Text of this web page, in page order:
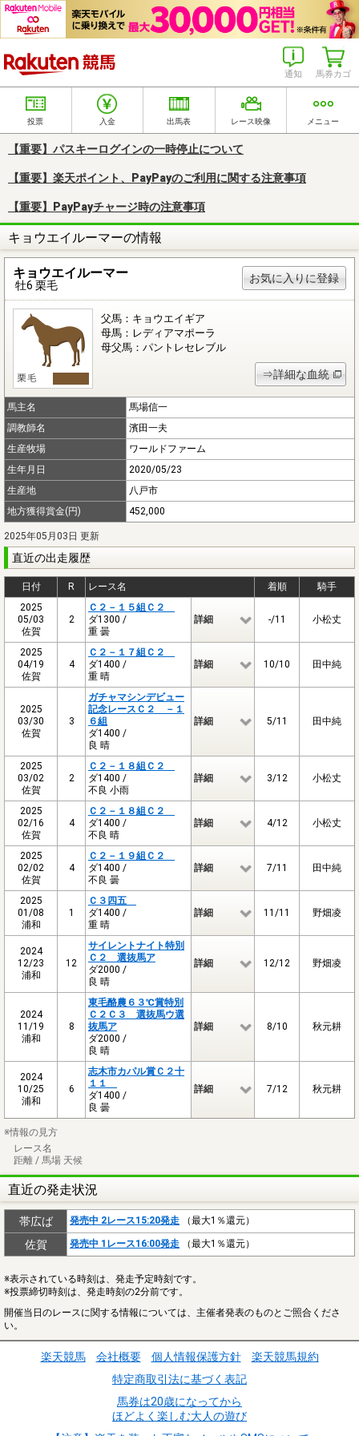
馬券カゴ
通知
投票 入金 出馬表 レース映像 メニュー
【重要】パスキーログインの一時停止について
【重要】楽天ポイント、PayPayのご利用に関する注意事項
【重要】PayPayチャージ時の注意事項
キョウエイルーマーの情報
キョウエイルーマー
牡6 栗毛
お気に入りに登録
父馬：キョウエイギア
母馬：レディアマポーラ
母父馬：パントレセレブル
⇒詳細な血統
馬主名
馬場信一
調教師名
濱田一夫
生産牧場
ワールドファーム
生年月日
2020/05/23
生産地
八戸市
地方獲得賞金(円)
452,000
2025年05月03日 更新
直近の出走履歴
日付 R レース名 着順
騎手
2025
05/03
佐賀
2
Ｃ２－１５組Ｃ２
ダ1300 /
重 曇
詳細 -/11 小松丈
2025
04/19
佐賀
4
Ｃ２－１７組Ｃ２
ダ1400 /
重 晴
詳細 10/10 田中純
2025
03/30
佐賀
3
ガチャマシンデビュー
記念レースＣ２ －１
６組
ダ1400 /
良 晴
詳細 5/11 田中純
2025
03/02
佐賀
2
Ｃ２－１８組Ｃ２
ダ1400 /
不良 小雨
詳細 3/12 小松丈
2025
02/16
佐賀
4
Ｃ２－１８組Ｃ２
ダ1400 /
不良 晴
詳細 4/12 小松丈
2025
02/02
佐賀
4
Ｃ２－１９組Ｃ２
ダ1400 /
不良 曇
詳細 7/11 田中純
2025
01/08
浦和
1
Ｃ３四五
ダ1400 /
重 晴
詳細 11/11 野畑凌
2024
12/23
浦和
12
サイレントナイト特別
Ｃ２ 選抜馬ア
ダ2000 /
良 晴
詳細 12/12 野畑凌
2024
11/19
浦和
8
東毛酪農６３℃賞特別
Ｃ２Ｃ３ 選抜馬ウ選
抜馬ア
ダ2000 /
良 晴
詳細 8/10 秋元耕
2024
10/25
浦和
6
志木市カパル賞Ｃ２十
１１
ダ1400 /
良 曇
詳細 7/12 秋元耕
※情報の見方
レース名
距離 / 馬場 天候
直近の発走状況
帯広ば 発売中 2レース15:20発走 （最大1％還元）
佐賀 発売中 1レース16:00発走 （最大1％還元）
※表示されている時刻は、発走予定時刻です。
※投票締切時刻は、発走時刻の2分前です。
開催当日のレースに関する情報については、主催者発表のものとご照合くださ
い。
楽天競馬 会社概要 個人情報保護方針
楽天競馬規約
特定商取引法に基づく表記
馬券は20歳になってから
ほどよく楽しむ大人の遊び